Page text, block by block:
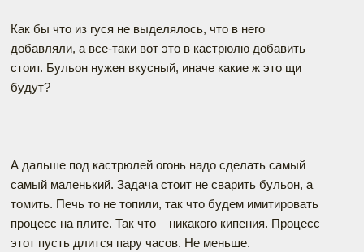
Как бы что из гуся не выделялось, что в него
добавляли, а все-таки вот это в кастрюлю добавить
стоит. Бульон нужен вкусный, иначе какие ж это щи
будут?
А дальше под кастрюлей огонь надо сделать самый
самый маленький. Задача стоит не сварить бульон, а
томить. Печь то не топили, так что будем имитировать
процесс на плите. Так что – никакого кипения. Процесс
этот пусть длится пару часов. Не меньше.